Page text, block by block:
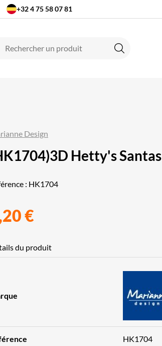
+32 4 75 58 07 81
Rechercher
Design
Hetty's Santas
: HK1704
€
du produit
HK1704